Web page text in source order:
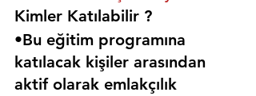
Kimler Katılabilir ?
•Bu eğitim programına
katılacak kişiler arasından
aktif olarak emlakçılık